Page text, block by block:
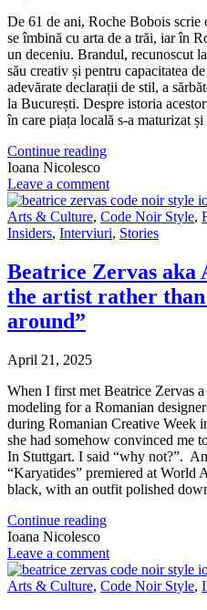
De 61 de ani, Roche Bobois scrie
se îmbină cu arta de a trăi, iar în
un deceniu. Brandul, recunoscut
său creativ și pentru capacitatea
adevărate declarații de stil, a
la București. Despre istoria
în care piața locală s-a maturizat
Continue reading
Ioana Nicolesco
Leave a comment
Arts & Culture, Code Noir Style,
Insiders, Interviuri, Stories
Beatrice Zervas aka
the artist rather
around”
April 21, 2025
When I first met Beatrice Zervas
modeling for a Romanian
during Romanian Creative Week
she had somehow convinced me
In Stuttgart. I said “why not?”.
“Karyatides” premiered at World
black, with an outfit polished
Continue reading
Ioana Nicolesco
Leave a comment
Arts & Culture, Code Noir Style,